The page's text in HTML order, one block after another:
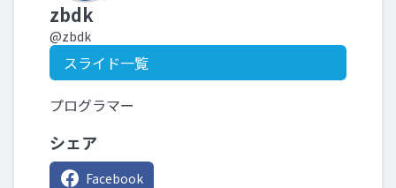
zbdk
@zbdk
スライド一覧
プログラマー
シェア
Facebook